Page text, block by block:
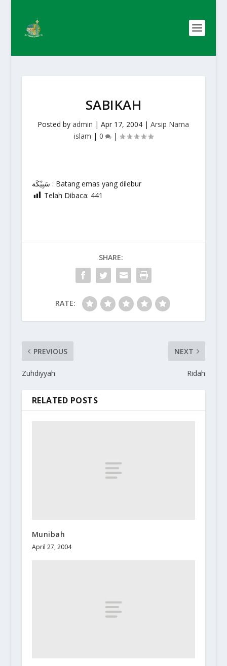
SABIKAH
Posted byadmin |Apr 17, 2004 |Arsip Nama
islam | 0 |
سَبِيْكَة : Batang emas yang dilebur
Telah Dibaca: 441
SHARE:
RATE:
PREVIOUS
Zuhdiyyah
NEXT
Ridah
RELATED POSTS
Munibah
April 27, 2004